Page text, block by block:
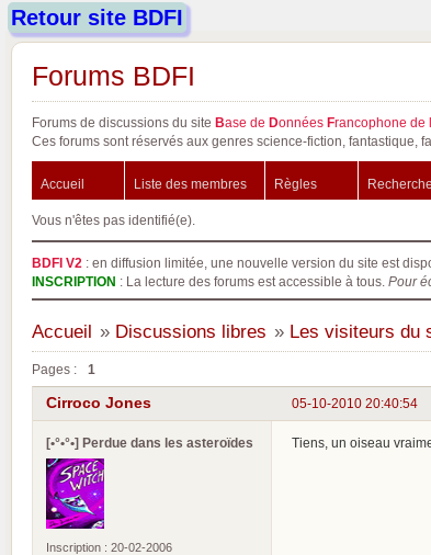
Retour site BDFI
Forums BDFI
Forums de discussions du site Base de Données Francophone de
Ces forums sont réservés aux genres science-fiction, fantastique,
Accueil Liste des membres Règles Recherche
Vous n'êtes pas identifié(e).
BDFI V2 : en diffusion limitée, une nouvelle version du site est
INSCRIPTION : La lecture des forums est accessible à tous. Pour
Accueil » Discussions libres » Les visiteurs du
Pages : 1
05-10-2010 20:40:54
Cirroco Jones
[•°•°•] Perdue dans les asteroïdes
Inscription : 20-02-2006
Tiens, un oiseau